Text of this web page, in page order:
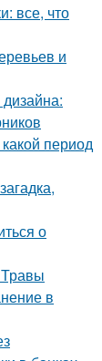
все, что
и
период
о
в